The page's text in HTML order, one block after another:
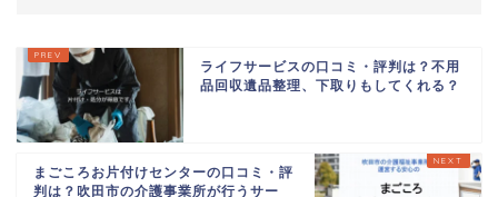
ライフサービスの口コミ・評判は？不用
品回収遺品整理、下取りもしてくれる？
まごころお片付けセンターの口コミ・評
判は？吹田市の介護事業所が行うサー